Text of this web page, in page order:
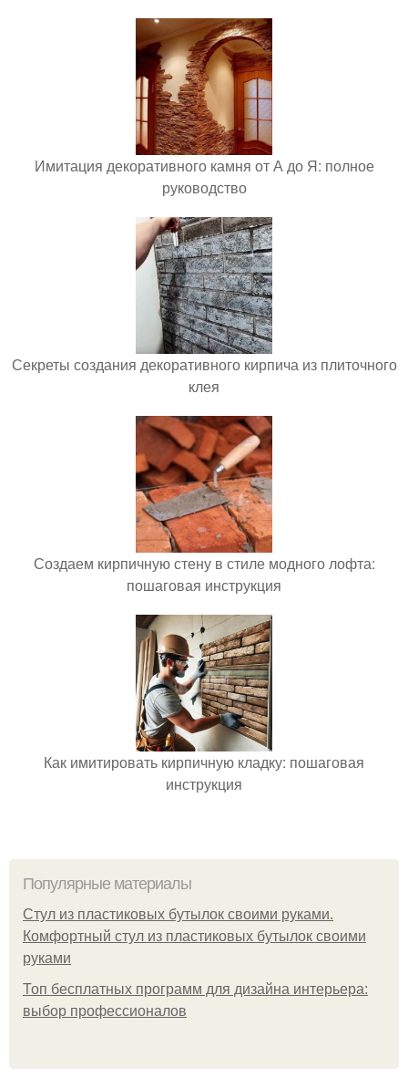
Имитация декоративного камня от А до Я: полное
руководство
Секреты создания декоративного кирпича из плиточного
клея
Создаем кирпичную стену в стиле модного лофта:
пошаговая инструкция
Как имитировать кирпичную кладку: пошаговая
инструкция
Популярные материалы
Стул из пластиковых бутылок своими руками.
Комфортный стул из пластиковых бутылок своими
руками
Топ бесплатных программ для дизайна интерьера:
выбор профессионалов